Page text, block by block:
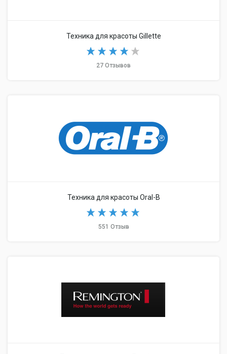
Техника для красоты Gillette
27 Отзывов
Техника для красоты Oral-B
551 Отзыв